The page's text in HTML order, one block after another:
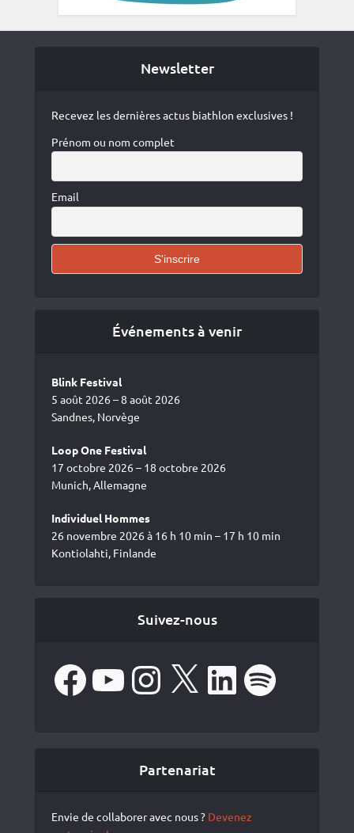
Newsletter
Recevez les dernières actus biathlon exclusives !
Prénom ou nom complet
Email
Événements à venir
Blink Festival
5 août 2026 – 8 août 2026
Sandnes, Norvège
Loop One Festival
17 octobre 2026 – 18 octobre 2026
Munich, Allemagne
Individuel Hommes
26 novembre 2026 à 16 h 10 min – 17 h 10 min
Kontiolahti, Finlande
Suivez-nous
FacebookYouTube Instagram LinkedIn Spotify
Partenariat
Envie de collaborer avec nous ? Devenez